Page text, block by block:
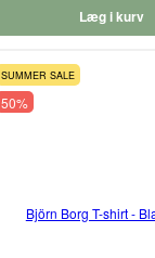
Læg i kurv
SUMMER SALE
50%